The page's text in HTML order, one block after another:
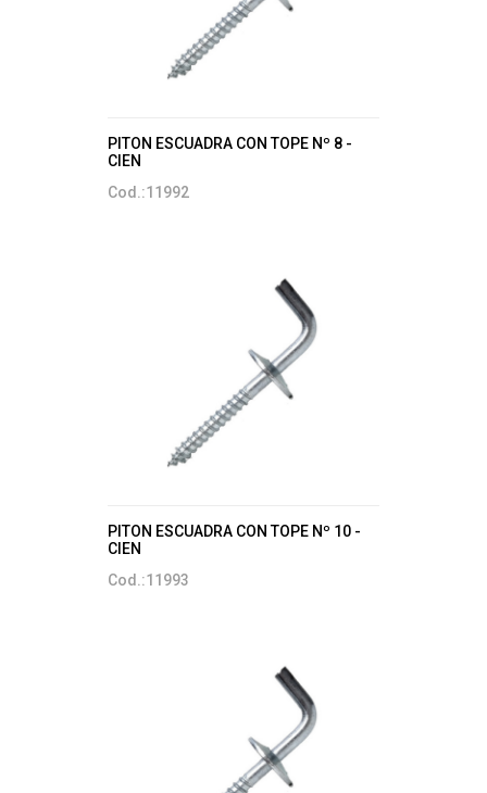
PITON ESCUADRA CON TOPE Nº 8 -
CIEN
Cod.:11992
PITON ESCUADRA CON TOPE Nº 10 -
CIEN
Cod.:11993